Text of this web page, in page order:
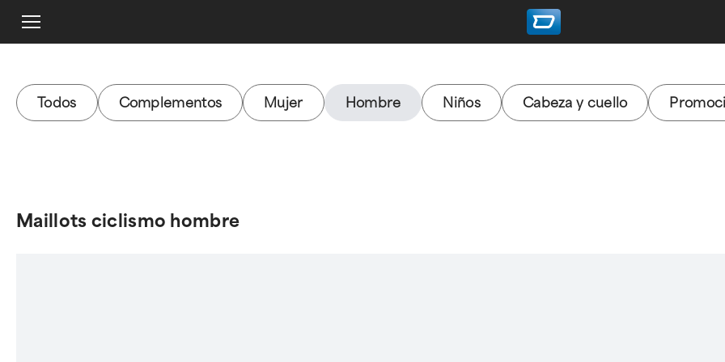
Todos Complementos Mujer Hombre Niños Cabeza y cuello
Maillots ciclismo hombre